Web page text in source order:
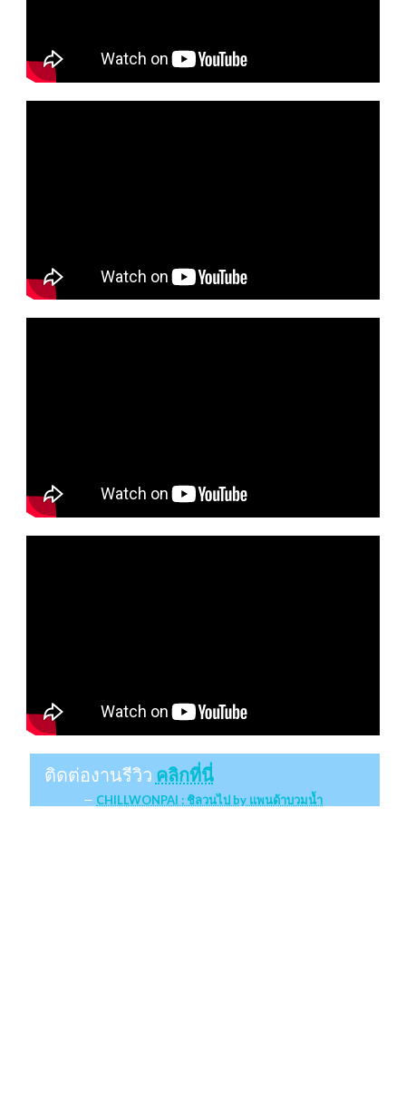
ติดต่องานรีวิว คลิกที่นี่
CHILLWONPAI : ชิลวนไป by แพนด้าบวมน้ำ